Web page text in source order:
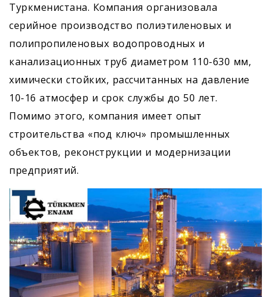
Туркменистана. Компания организовала
серийное производство полиэтиленовых и
полипропиленовых водопроводных и
канализационных труб диаметром 110-630 мм,
химически стойких, рассчитанных на давление
10-16 атмосфер и срок службы до 50 лет.
Помимо этого, компания имеет опыт
строительства «под ключ» промышленных
объектов, реконструкции и модернизации
предприятий.